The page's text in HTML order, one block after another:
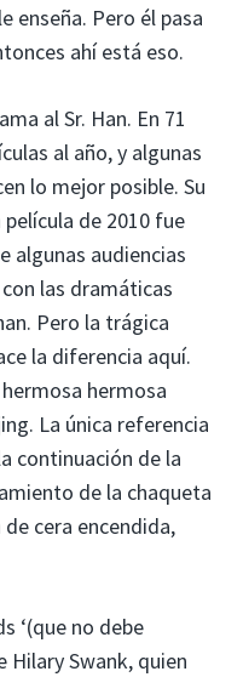
enseña. Pero él pasa
ahí está eso.
al Sr. Han. En 71
al año, y algunas
lo mejor posible. Su
de 2010 fue
algunas audiencias
las dramáticas
Pero la trágica
la diferencia aquí.
hermosa
La única referencia
continuación de la
de la chaqueta
cera encendida,
‘(que no debe
Hilary Swank, quien